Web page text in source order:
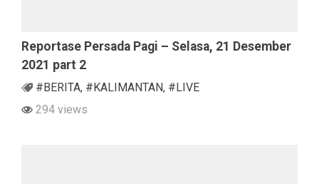
Reportase Persada Pagi – Selasa, 21 Desember
2021 part 2
#BERITA, #KALIMANTAN, #LIVE
294 views